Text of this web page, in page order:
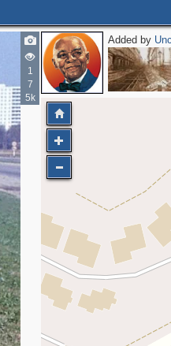
1
7
5k
Added by